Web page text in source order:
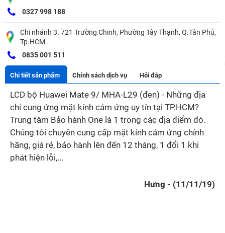
0327 998 188
Chi nhánh 3. 721 Trường Chinh, Phường Tây Thạnh, Q.Tân Phú,
Tp.HCM.
0835 001 511
Chi tiết sản phẩm Chính sách dịch vụ Hỏi đáp
LCD bộ Huawei Mate 9/ MHA-L29 (đen) - Những địa
chỉ cung ứng mặt kính cảm ứng uy tín tại TP.HCM?
Trung tâm Bảo hành One là 1 trong các địa điểm đó.
Chúng tôi chuyên cung cấp mặt kính cảm ứng chính
hãng, giá rẻ, bảo hành lên đến 12 tháng, 1 đổi 1 khi
phát hiện lỗi,...
Hưng - (11/11/19)